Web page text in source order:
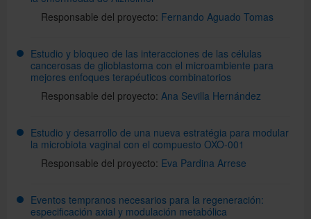
Responsable del proyecto: Fernando Aguado Tomas
Estudio y bloqueo de las interacciones de las células
cancerosas de glioblastoma con el microambiente para
mejores enfoques terapéuticos combinatorios
Responsable del proyecto: Ana Sevilla Hernández
Estudio y desarrollo de una nueva estratégia para modular
la microbiota vaginal con el compuesto OXO-001
Responsable del proyecto: Eva Pardina Arrese
Eventos tempranos necesarios para la regeneración:
especificación axial y modulación metabólica